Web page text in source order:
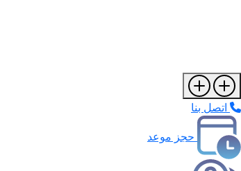
اتصل بنا
حجز موعد